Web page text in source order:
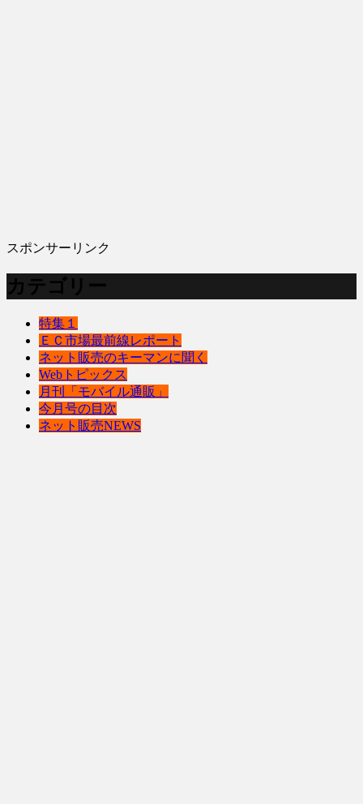
スポンサーリンク
カテゴリー
特集１
ＥＣ市場最前線レポート
ネット販売のキーマンに聞く
Webトピックス
月刊「モバイル通販」
今月号の目次
ネット販売NEWS